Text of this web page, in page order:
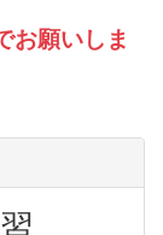
お願いしま